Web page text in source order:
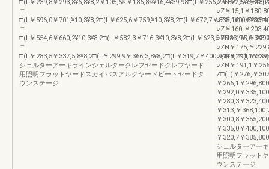
□(L￥239,8￥293,8¥6,8¥8,2￥105,6※￥186,8※¥16,4¥39,98□(L￥256,2￥
ニ
□(L￥596,0￥701,¥10,3¥8,2□(L￥625,6￥759,¥10,3¥8,2□(L￥672,7￥
ニ
□(L￥554,6￥660,2¥10,3¥8,2□(L￥582,3￥716,3¥10,3¥8,2□(L￥623,5￥
ニ
□(L￥283,5￥337,5,8¥8,2□(L￥299,9￥366,3,8¥8,2□(L￥319,7￥400,9,8¥8,2□(L￥
シェルターアーキラインシェルタークレフヤードクレフヤード
用照明フラットヤードスカイパスアルクヤードビートヤードタ
ウンステージ
○ZN￥15,1￥
○Z￥15,1￥
○Z￥160,￥
○Z￥160,￥
○ZN￥175,￥
○ZN￥175,￥
○ZN￥191,1￥
○ZN￥191,1￥
Z□(L)￥276,￥
￥266,1￥
￥292,0￥
￥280,3￥
￥313,￥
￥300,8￥
￥335,0￥
￥320,7￥
シェルターアー
用照明フラット
ウンステージ